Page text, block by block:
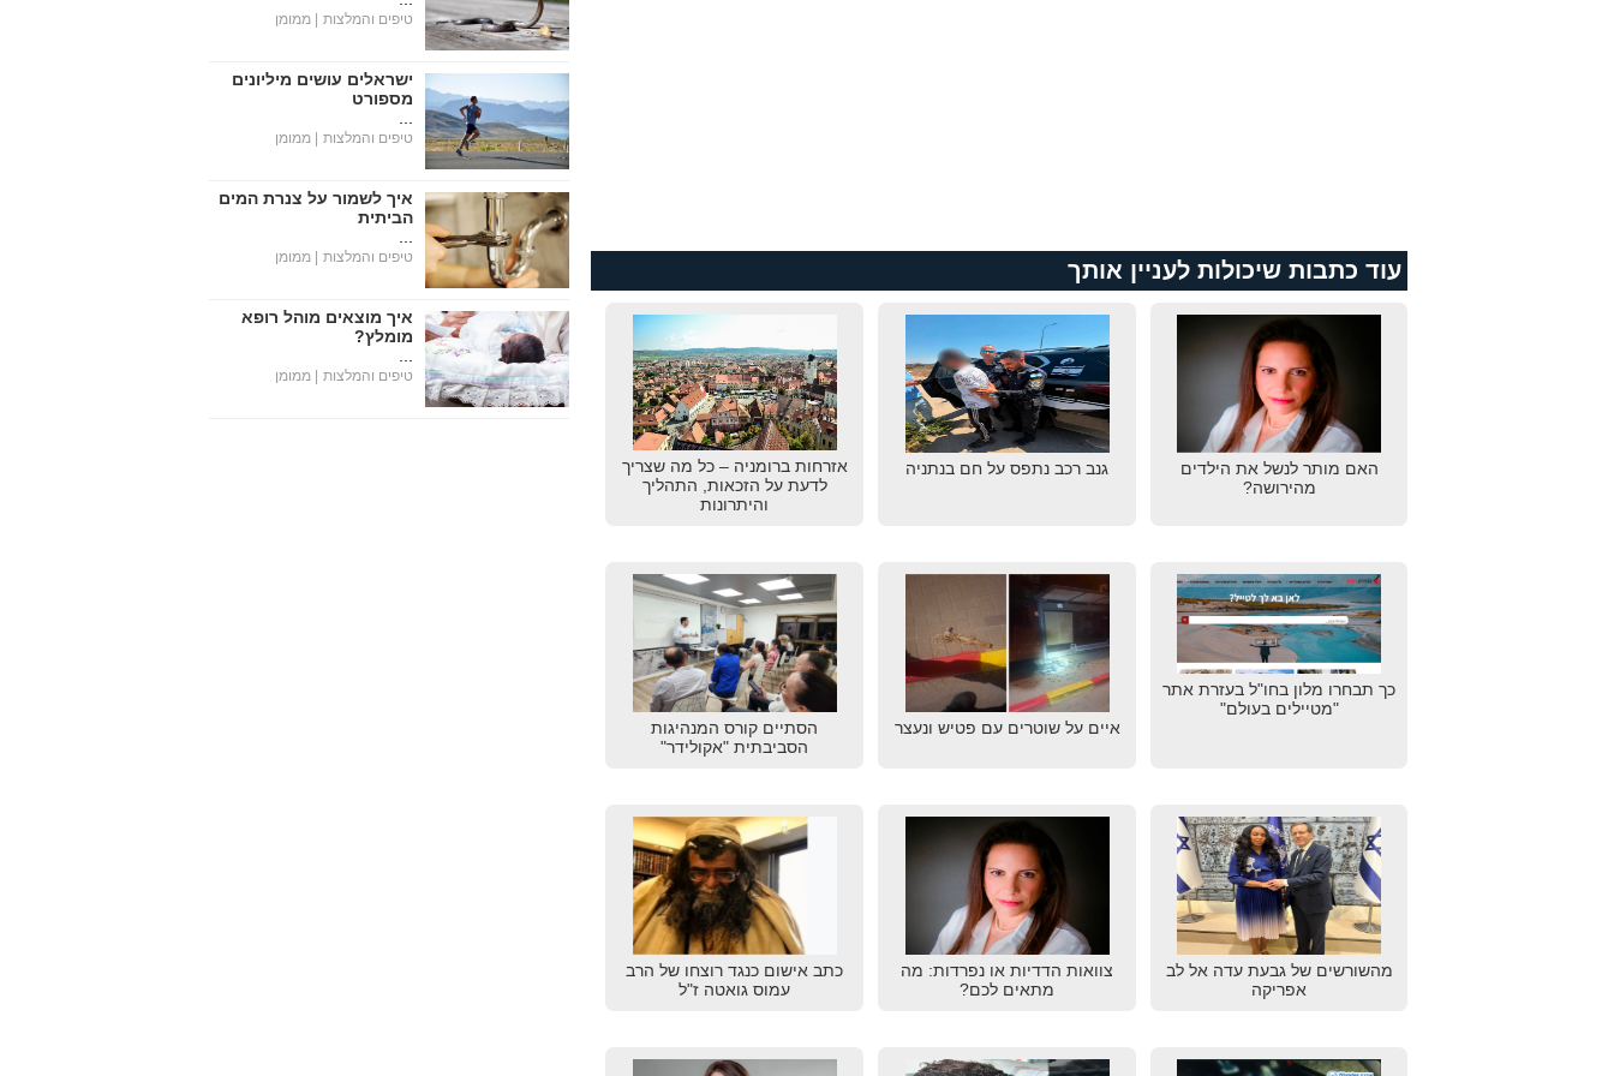
עוד כתבות שיכולות לעניין אותך
האם מותר לנשל את הילדים
מהירושה?
גנב רכב נתפס על חם בנתניה
אזרחות ברומניה – כל מה שצריך
לדעת על הזכאות, התהליך
והיתרונות
כך תבחרו מלון בחו"ל בעזרת אתר
"מטיילים בעולם"
איים על שוטרים עם פטיש ונעצר
הסתיים קורס המנהיגות
הסביבתית "אקולידר"
מהשורשים של גבעת עדה אל לב
אפריקה
צוואות הדדיות או נפרדות: מה
מתאים לכם?
כתב אישום כנגד רוצחו של הרב
עמוס גואטה ז"ל
טיפים והמלצות | ממומן
ישראלים עושים מיליונים
מספורט
טיפים והמלצות | ממומן
איך לשמור על צנרת המים
הביתית
טיפים והמלצות | ממומן
איך מוצאים מוהל רופא
מומלץ?
טיפים והמלצות | ממומן